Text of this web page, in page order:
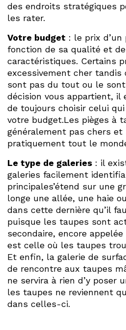
des endroits stratégiques
les rater.
Votre budget : le prix
fonction de sa qualité et
caractéristiques. Certains
excessivement cher tandis
sont pas du tout ou le
décision vous appartient, il
de toujours choisir celui
votre budget.Les pièges à
généralement pas chers
pratiquement tout le
Le type de galeries : il
galeries facilement
principales’étend sur une
longe une allée, une haie
dans cette dernière qu’il
puisque les taupes sont
secondaire, encore
est celle où les taupes
Et enfin, la galerie de
de rencontre aux taupes
ne servira à rien d’y poser
les taupes ne reviennent
dans celles-ci.